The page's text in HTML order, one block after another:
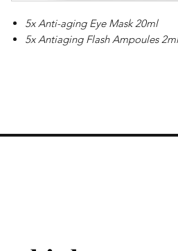
5x Anti-aging Eye Mask 20ml
5x Antiaging Flash Ampoules 2ml
diesem erfrischenden
Tragen Sie das MCCM Biphasic
Öffnen Sie die Ampulle